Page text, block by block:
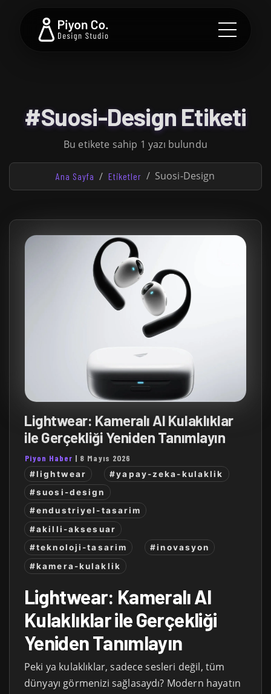
#Suosi-Design Etiketi
Bu etikete sahip 1 yazı bulundu
Ana Sayfa Etiketler Suosi-Design
Lightwear: Kameralı AI Kulaklıklar
ile Gerçekliği Yeniden Tanımlayın
Piyon Haber | 8 Mayıs 2026
#lightwear
#yapay-zeka-kulaklik
#suosi-design
#endustriyel-tasarim
#akilli-aksesuar
#teknoloji-tasarim
#inovasyon
#kamera-kulaklik
Lightwear: Kameralı AI
Kulaklıklar ile Gerçekliği
Yeniden Tanımlayın
Peki ya kulaklıklar, sadece sesleri değil, tüm
dünyayı görmenizi sağlasaydı? Modern hayatın